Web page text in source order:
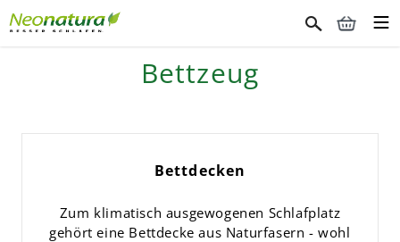
Bettzeug
Bettdecken
Zum klimatisch ausgewogenen Schlafplatz
gehört eine Bettdecke aus Naturfasern - wohl